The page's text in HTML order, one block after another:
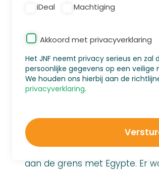
iDeal
Machtiging
Privacy *
Akkoord met privacyverklaring
Het JNF neemt privacy serieus en zal
persoonlijke gegevens op een veilige
We houden ons hierbij aan de
privacyverklaring.
Waar ligt
Nitzana is een afgelegen
aan de grens met Egypte. Er